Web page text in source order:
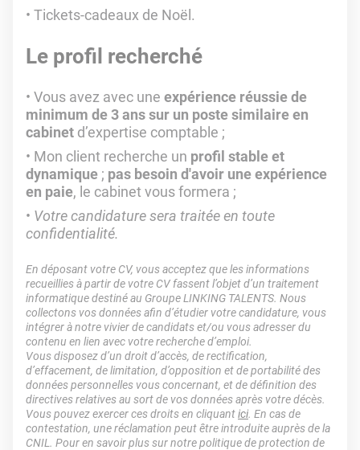
Tickets-cadeaux de Noël.
Le profil recherché
Vous avez avec une expérience réussie de
minimum de 3 ans sur un poste similaire en
cabinet d’expertise comptable ;
Mon client recherche un profil stable et
dynamique ; pas besoin d'avoir une expérience
en paie, le cabinet vous formera ;
Votre candidature sera traitée en toute
confidentialité.
En déposant votre CV, vous acceptez que les informations
recueillies à partir de votre CV fassent l’objet d’un traitement
informatique destiné au Groupe LINKING TALENTS. Nous
collectons vos données afin d’étudier votre candidature, vous
intégrer à notre vivier de candidats et/ou vous adresser du
contenu en lien avec votre recherche d’emploi.
Vous disposez d’un droit d’accès, de rectification,
d’effacement, de limitation, d’opposition et de portabilité des
données personnelles vous concernant, et de définition des
directives relatives au sort de vos données après votre décès.
Vous pouvez exercer ces droits en cliquantici. En cas de
contestation, une réclamation peut être introduite auprès de la
CNIL. Pour en savoir plus sur notre politique de protection de